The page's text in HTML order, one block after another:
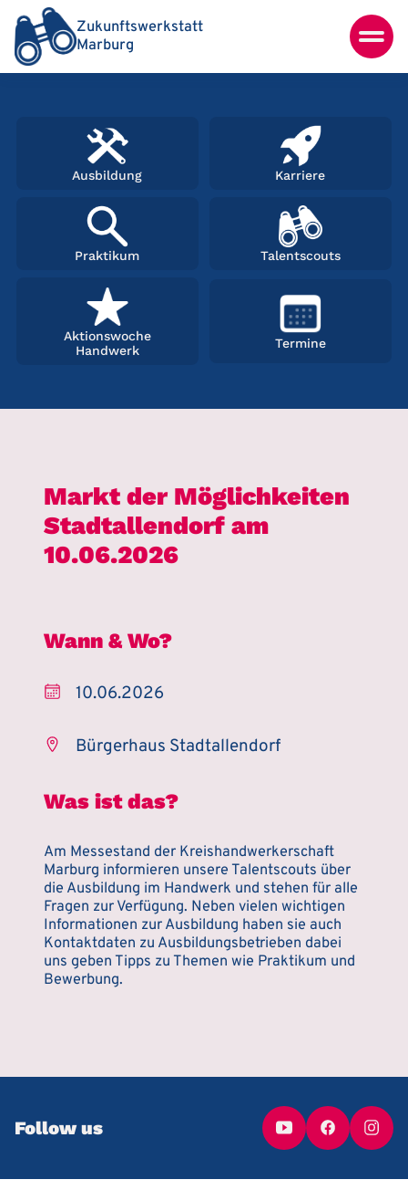
Zukunftswerkstatt
Marburg
Ausbildung Karriere
Praktikum Talentscouts
Aktionswoche
Handwerk
Termine
Markt der Möglichkeiten
Stadtallendorf am
10.06.2026
Wann & Wo?
10.06.2026
Bürgerhaus Stadtallendorf
Was ist das?
Am Messestand der Kreishandwerkerschaft
Marburg informieren unsere Talentscouts über
die Ausbildung im Handwerk und stehen für alle
Fragen zur Verfügung. Neben vielen wichtigen
Informationen zur Ausbildung haben sie auch
Kontaktdaten zu Ausbildungsbetrieben dabei
uns geben Tipps zu Themen wie Praktikum und
Bewerbung.
Follow us